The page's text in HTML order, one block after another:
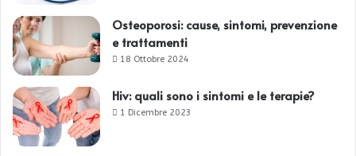
Osteoporosi: cause, sintomi, prevenzione
e trattamenti
18 Ottobre 2024
Hiv: quali sono i sintomi e le terapie?
1 Dicembre 2023